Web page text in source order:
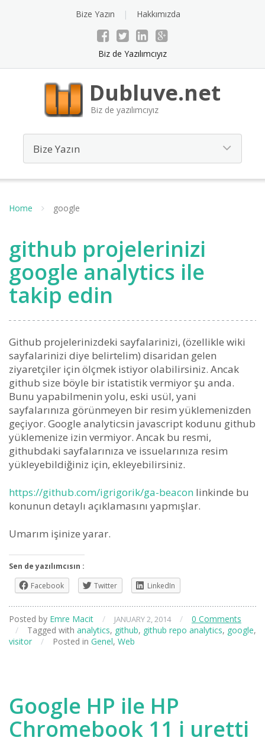
Bize Yazın Hakkımızda
Biz de Yazılımcıyız
Dubluve.net
Biz de yazılımcıyız
Home google
github projelerinizi
google analytics ile
takip edin
Github projelerinizdeki sayfalarinizi, (özellikle wiki
sayfalarinizi diye belirtelim) disaridan gelen
ziyaretçiler için ölçmek istiyor olabilirsiniz. Ancak
github size böyle bir istatistik vermiyor şu anda.
Bunu yapabilmenin yolu, eski usül, yani
sayfalarınıza görünmeyen bir resim yüklemenizden
geçiyor. Google analyticsin javascript kodunu github
yüklemenize izin vermiyor. Ancak bu resmi,
githubdaki sayfalarınıza ve issuelarınıza resim
yükleyebildiğiniz için, ekleyebilirsiniz.
https://github.com/igrigorik/ga-beacon linkinde bu
konunun detaylı açıklamasını yapmışlar.
Umarım işinize yarar.
Sen de yazılımcısın :
Facebook
Twitter LinkedIn
Posted by Emre Macit / JANUARY 2, 2014 /
0 Comments
/
Tagged with analytics, github, github repo analytics, google,
visitor
/ Posted in Genel, Web
Google HP ile HP
Chromebook 11 i uretti